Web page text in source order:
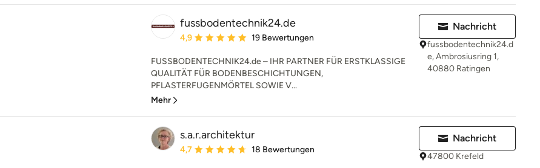
fussbodentechnik24.de
Durchschnittliche Bewertung: 4.9 von 5 Sternen
4,9 19 Bewertungen
FUSSBODENTECHNIK24.de – IHR PARTNER FÜR ERSTKLASSIGE
QUALITÄT FÜR BODENBESCHICHTUNGEN,
PFLASTERFUGENMÖRTEL SOWIE V...
Mehr
Nachricht
fussbodentechnik24.d
e, Ambrosiusring 1,
40880 Ratingen
s.a.r.architektur
Durchschnittliche Bewertung: 4.7 von 5 Sternen
4,7 18 Bewertungen
Nachricht
47800 Krefeld